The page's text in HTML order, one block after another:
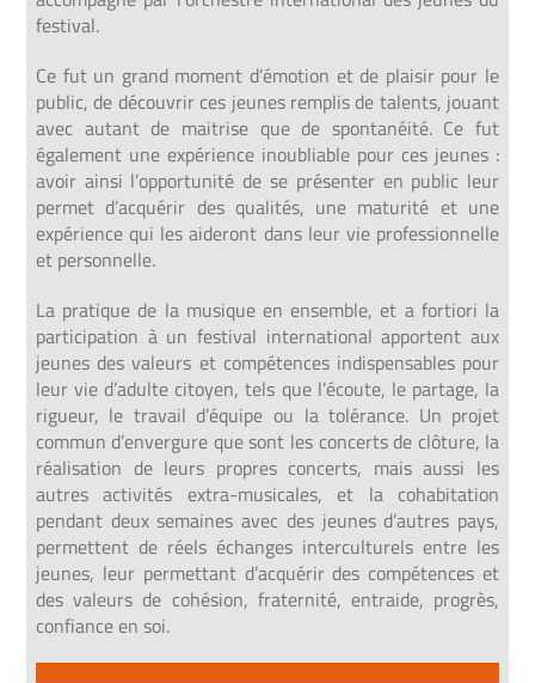
festival.
Ce fut un grand moment d’émotion et de plaisir pour le
public, de découvrir ces jeunes remplis de talents, jouant
avec autant de maitrise que de spontanéité. Ce fut
également une expérience inoubliable pour ces jeunes :
avoir ainsi l’opportunité de se présenter en public leur
permet d’acquérir des qualités, une maturité et une
expérience qui les aideront dans leur vie professionnelle
et personnelle.
La pratique de la musique en ensemble, et a fortiori la
participation à un festival international apportent aux
jeunes des valeurs et compétences indispensables pour
leur vie d’adulte citoyen, tels que l’écoute, le partage, la
rigueur, le travail d’équipe ou la tolérance. Un projet
commun d’envergure que sont les concerts de clôture, la
réalisation de leurs propres concerts, mais aussi les
autres activités extra-musicales, et la cohabitation
pendant deux semaines avec des jeunes d’autres pays,
permettent de réels échanges interculturels entre les
jeunes, leur permettant d’acquérir des compétences et
des valeurs de cohésion, fraternité, entraide, progrès,
confiance en soi.